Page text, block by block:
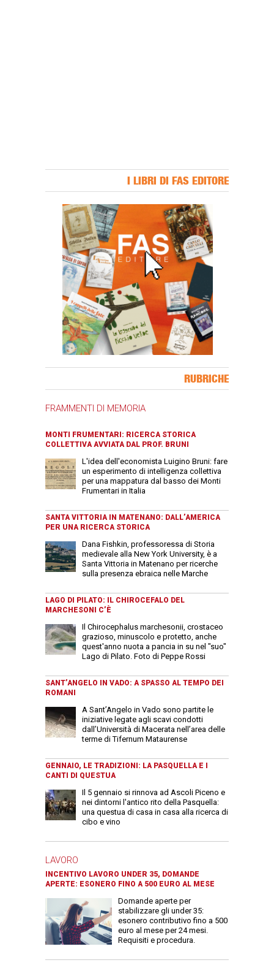
I LIBRI DI FAS EDITORE
RUBRICHE
FRAMMENTI DI MEMORIA
MONTI FRUMENTARI: RICERCA STORICA
COLLETTIVA AVVIATA DAL PROF. BRUNI
L'idea dell'economista Luigino Bruni: fare
un esperimento di intelligenza collettiva
per una mappatura dal basso dei Monti
Frumentari in Italia
SANTA VITTORIA IN MATENANO: DALL’AMERICA
PER UNA RICERCA STORICA
Dana Fishkin, professoressa di Storia
medievale alla New York University, è a
Santa Vittoria in Matenano per ricerche
sulla presenza ebraica nelle Marche
LAGO DI PILATO: IL CHIROCEFALO DEL
MARCHESONI C’È
Il Chirocephalus marchesonii, crostaceo
grazioso, minuscolo e protetto, anche
quest'anno nuota a pancia in su nel "suo"
Lago di Pilato. Foto di Peppe Rossi
SANT’ANGELO IN VADO: A SPASSO AL TEMPO DEI
ROMANI
A Sant’Angelo in Vado sono partite le
iniziative legate agli scavi condotti
dall’Università di Macerata nell’area delle
terme di Tifernum Mataurense
GENNAIO, LE TRADIZIONI: LA PASQUELLA E I
CANTI DI QUESTUA
Il 5 gennaio si rinnova ad Ascoli Piceno e
nei dintorni l'antico rito della Pasquella:
una questua di casa in casa alla ricerca di
cibo e vino
LAVORO
INCENTIVO LAVORO UNDER 35, DOMANDE
APERTE: ESONERO FINO A 500 EURO AL MESE
Domande aperte per
stabilizzare gli under 35:
esonero contributivo fino a 500
euro al mese per 24 mesi.
Requisiti e procedura.